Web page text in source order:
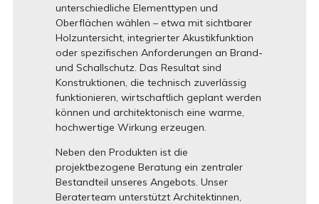
unterschiedliche Elementtypen und
Oberflächen wählen – etwa mit sichtbarer
Holzuntersicht, integrierter Akustikfunktion
oder spezifischen Anforderungen an Brand-
und Schallschutz. Das Resultat sind
Konstruktionen, die technisch zuverlässig
funktionieren, wirtschaftlich geplant werden
können und architektonisch eine warme,
hochwertige Wirkung erzeugen.
Neben den Produkten ist die
projektbezogene Beratung ein zentraler
Bestandteil unseres Angebots. Unser
Beraterteam unterstützt Architektinnen,